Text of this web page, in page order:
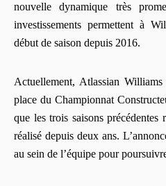
nouvelle dynamique très
investissements permettent à
début de saison depuis 2016.
Actuellement, Atlassian
place du Championnat
que les trois saisons
réalisé depuis deux ans.
au sein de l’équipe pour